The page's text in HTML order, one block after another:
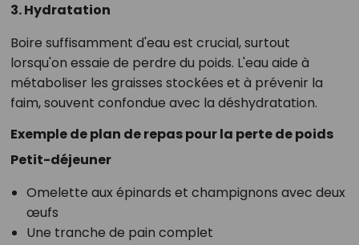
3. Hydratation
Boire suffisamment d'eau est crucial, surtout
lorsqu'on essaie de perdre du poids. L'eau aide à
métaboliser les graisses stockées et à prévenir la
faim, souvent confondue avec la déshydratation.
Exemple de plan de repas pour la perte de poids
Petit-déjeuner
Omelette aux épinards et champignons avec deux
œufs
Une tranche de pain complet